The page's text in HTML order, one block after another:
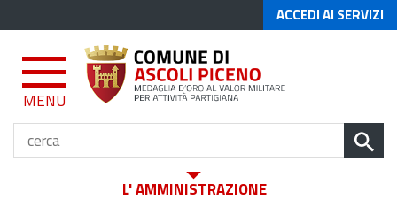
ACCEDI AI SERVIZI
MENU
L' AMMINISTRAZIONE